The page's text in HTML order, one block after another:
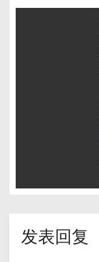
发表回复